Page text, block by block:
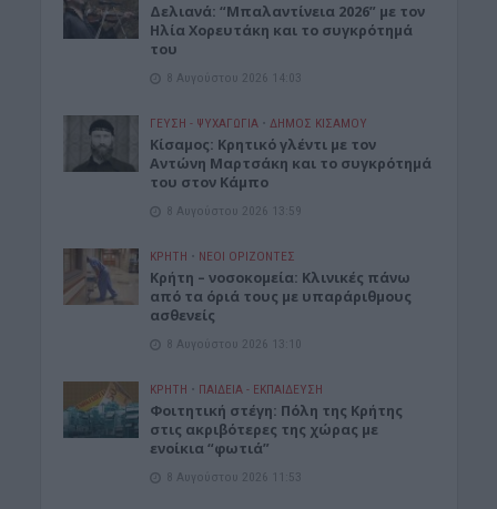
Δελιανά: “Μπαλαντίνεια 2026” με τον
Ηλία Χορευτάκη και το συγκρότημά
του
8 Αυγούστου 2026 14:03
ΓΕΎΣΗ - ΨΥΧΑΓΩΓΊΑ • ΔΉΜΟΣ ΚΙΣΆΜΟΥ
Kίσαμος: Κρητικό γλέντι με τον
Αντώνη Μαρτσάκη και το συγκρότημά
του στον Κάμπο
8 Αυγούστου 2026 13:59
ΚΡΗΤΗ • ΝΕΟΙ ΟΡΙΖΟΝΤΕΣ
Κρήτη – νοσοκομεία: Κλινικές πάνω
από τα όριά τους με υπαράριθμους
ασθενείς
8 Αυγούστου 2026 13:10
ΚΡΗΤΗ • ΠΑΙΔΕΙΑ - ΕΚΠΑΙΔΕΥΣΗ
Φοιτητική στέγη: Πόλη της Κρήτης
στις ακριβότερες της χώρας με
ενοίκια “φωτιά”
8 Αυγούστου 2026 11:53